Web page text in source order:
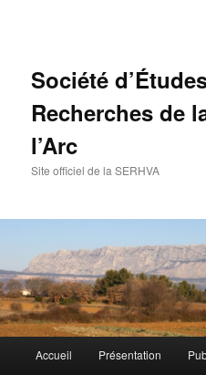
Société
Recherches de
l’Arc
Site officiel de la SERHVA
principal
Accueil Présentation